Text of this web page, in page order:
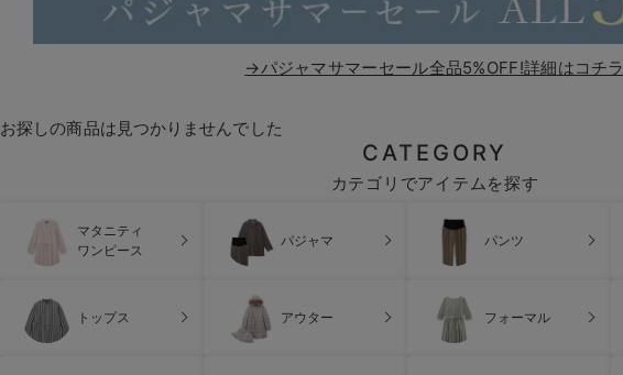
→パジャマサマーセール全品5%OFF!詳細はコチラ
お探しの商品は見つかりませんでした
CATEGORY
カテゴリでアイテムを探す
マタニティ
ワンピース
パジャマ パンツ
トップス アウター フォーマル